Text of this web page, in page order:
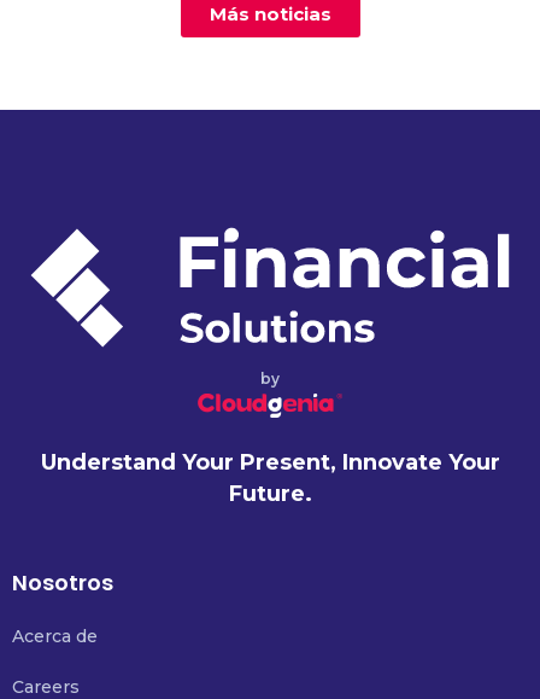
Más noticias
by
Understand Your Present, Innovate Your
Future.
Nosotros
Acerca de
Careers